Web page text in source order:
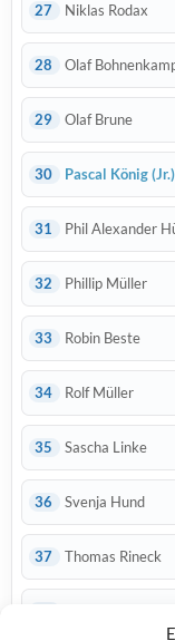
27 Niklas Rodax
28 Olaf
29 Olaf Brune
30 Pascal König(Jr.)
31
32 Phillip Müller
33 Robin Beste
34 Rolf Müller
35 Sascha Linke
36 Svenja Hund
37 Thomas Rineck